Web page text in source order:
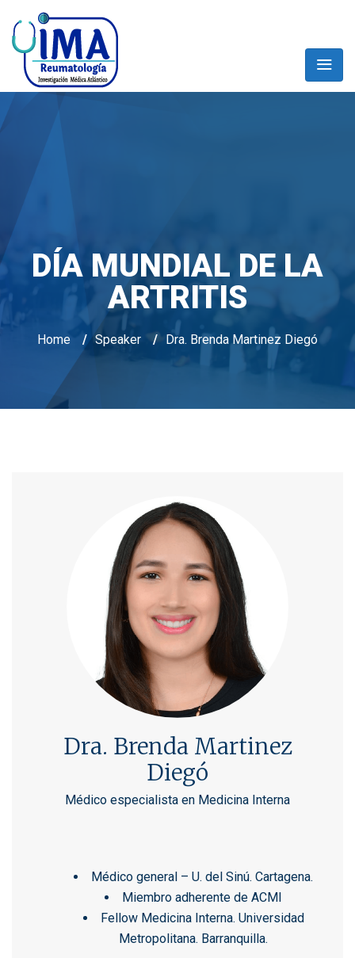
DÍA MUNDIAL DE LA
ARTRITIS
Home / Speaker / Dra. Brenda Martinez Diegó
Dra. Brenda Martinez
Diegó
Médico especialista en Medicina Interna
Médico general – U. del Sinú. Cartagena.
Miembro adherente de ACMI
Fellow Medicina Interna. Universidad
Metropolitana. Barranquilla.